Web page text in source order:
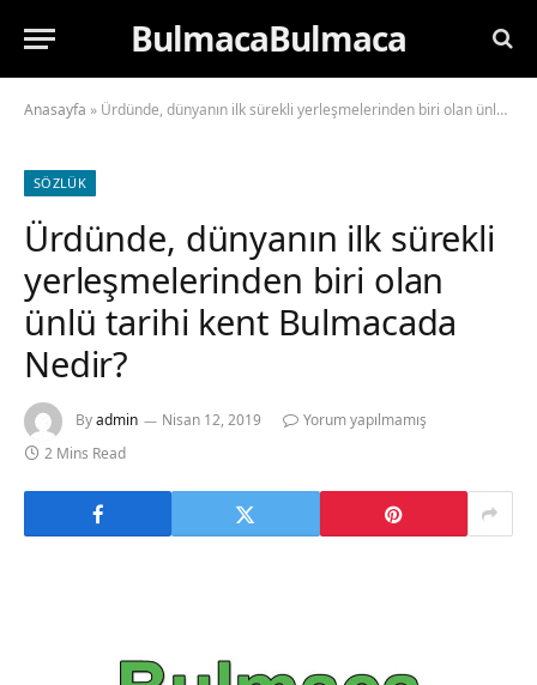
BulmacaBulmaca
Anasayfa » Ürdünde, dünyanın ilk sürekli yerleşmelerinden biri olan ünlü tarihi kent Bulmacada Nedir?
SÖZLÜK
Ürdünde, dünyanın ilk sürekli
yerleşmelerinden biri olan
ünlü tarihi kent Bulmacada
Nedir?
Byadmin Nisan 12, 2019
Yorum yapılmamış
2 Mins Read